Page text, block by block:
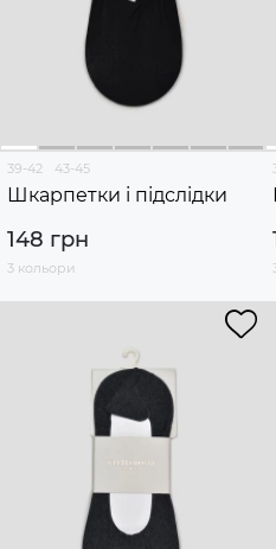
39-42 43-45
Шкарпетки і підслідки
148 грн
3 кольори